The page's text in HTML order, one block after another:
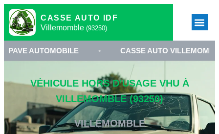
CASSE AUTO IDF
Villemomble (93250)
• CASSE AUTO VILLEMOMBLE •
VÉHICULE HORS D’USAGE VHU À
VILLEMOMBLE (93250)
VILLEMOMBLE